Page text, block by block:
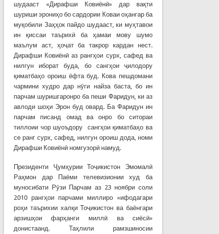
шудааст «Дирафши Ковиёнӣ» дар вақти
шуриши эрониҳо бо сардории Коваи оҳангар ба
муқобили Заҳҳок пайдо шудааст, ки муҳтавои
ин қиссаи таърихӣ ба ҳамаи мову шумо
маълум аст, ҳоҷат ба такрор кардан нест.
Дирафши Ковиёнӣ аз рангҳои сурх, сафед ва
нилгун иборат буда, бо сангҳои ҷилодору
қиматбаҳо ороиш ёфта буд. Кова пешдомани
чармини худро дар нӯги найза баста, бо ин
парчам шуришгаронро ба пеши Фаридун, ки аз
авлоди шоҳи Эрон буд овард. Ба Фаридун ин
парчам писанд омад ва онро бо ситораи
тиллоии чор шуоъдору сангҳои қиматбаҳо ва
се ранг сурх, сафед, нилгун ороиш дода, номи
Дирафши Ковиёнӣ номгузорӣ намуд.
Президенти Ҷумҳурии Тоҷикистон Эмомалӣ
Раҳмон дар Паёми телевизионии худ ба
муносибати Рӯзи Парчам аз 23 ноябри соли
2010 рангҳои парчами миллиро «ифодагари
роҳи таърихии халқи Тоҷикистон ва баёнгари
арзишҳои фарҳанги миллӣ ва сиёсӣ»
донистаанд. Таҳлили рамзшиносии